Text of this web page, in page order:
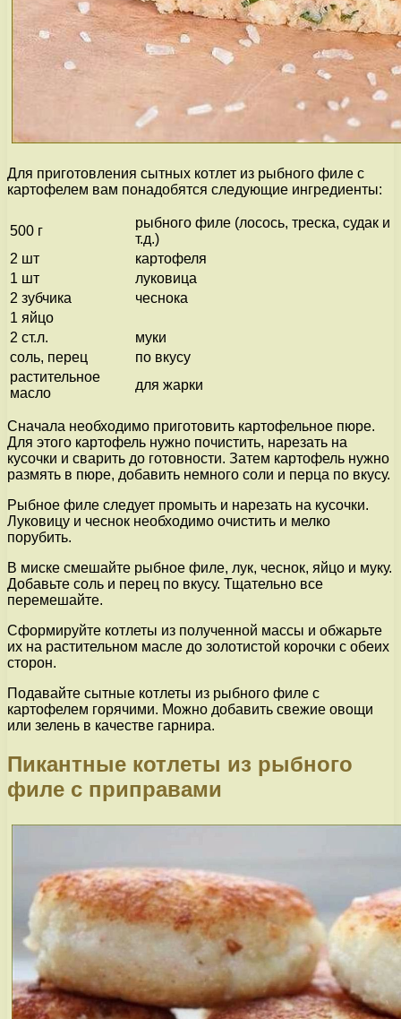
Для приготовления сытных котлет из рыбного филе с
картофелем вам понадобятся следующие ингредиенты:
500 г
рыбного филе (лосось, треска, судак и
т.д.)
2 шт
картофеля
1 шт
луковица
2 зубчика
чеснока
1 яйцо
2 ст.л.
муки
соль, перец
по вкусу
растительное
масло
для жарки
Сначала необходимо приготовить картофельное пюре.
Для этого картофель нужно почистить, нарезать на
кусочки и сварить до готовности. Затем картофель нужно
размять в пюре, добавить немного соли и перца по вкусу.
Рыбное филе следует промыть и нарезать на кусочки.
Луковицу и чеснок необходимо очистить и мелко
порубить.
В миске смешайте рыбное филе, лук, чеснок, яйцо и муку.
Добавьте соль и перец по вкусу. Тщательно все
перемешайте.
Сформируйте котлеты из полученной массы и обжарьте
их на растительном масле до золотистой корочки с обеих
сторон.
Подавайте сытные котлеты из рыбного филе с
картофелем горячими. Можно добавить свежие овощи
или зелень в качестве гарнира.
Пикантные котлеты из рыбного
филе с приправами